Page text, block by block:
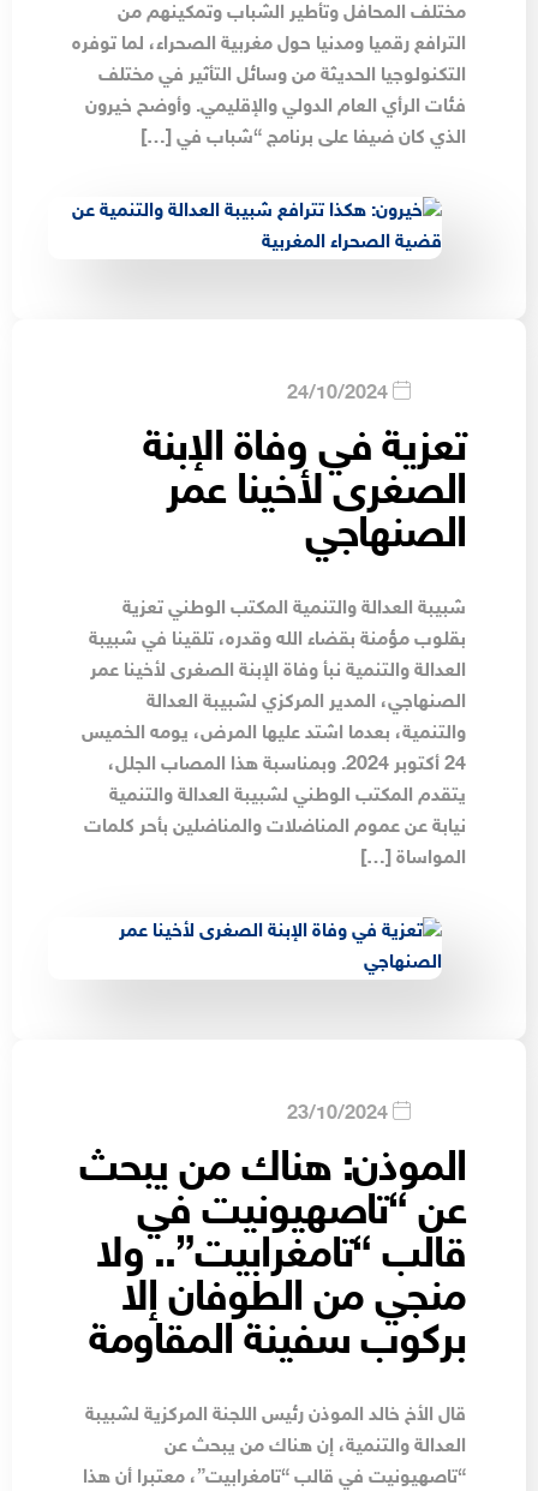
مختلف المحافل وتأطير الشباب وتمكينهم من
الترافع رقميا ومدنيا حول مغربية الصحراء، لما توفره
التكنولوجيا الحديثة من وسائل التأثير في مختلف
فئات الرأي العام الدولي والإقليمي. وأوضح خيرون
الذي كان ضيفا على برنامج “شباب في […]
24/10/2024
تعزية في وفاة الإبنة
الصغرى لأخينا عمر
الصنهاجي
شبيبة العدالة والتنمية المكتب الوطني تعزية
بقلوب مؤمنة بقضاء الله وقدره، تلقينا في شبيبة
العدالة والتنمية نبأ وفاة الإبنة الصغرى لأخينا عمر
الصنهاجي، المدير المركزي لشبيبة العدالة
والتنمية، بعدما اشتد عليها المرض، يومه الخميس
24 أكتوبر 2024. وبمناسبة هذا المصاب الجلل،
يتقدم المكتب الوطني لشبيبة العدالة والتنمية
نيابة عن عموم المناضلات والمناضلين بأحر كلمات
المواساة […]
23/10/2024
الموذن: هناك من يبحث
عن “تاصهيونيت في
قالب “تامغرابيت”.. ولا
منجي من الطوفان إلا
بركوب سفينة المقاومة
قال الأخ خالد الموذن رئيس اللجنة المركزية لشبيبة
العدالة والتنمية، إن هناك من يبحث عن
“تاصهيونيت في قالب “تامغرابيت”، معتبرا أن هذا